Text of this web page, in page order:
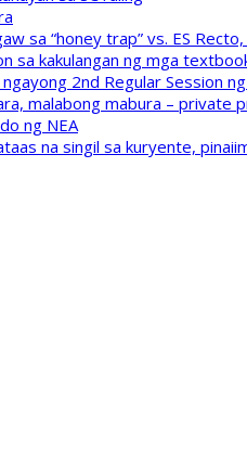
sa “honey trap” vs. ES
sa kakulangan ng mga
2nd Regular Session
malabong mabura – private
ng NEA
na singil sa kuryente,